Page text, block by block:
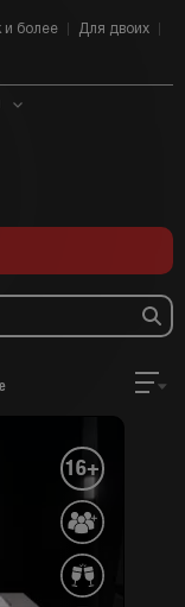
и более Для двоих
16+